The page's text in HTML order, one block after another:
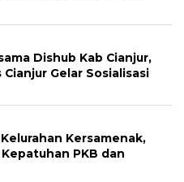
Dishub Kab Cianjur,
Cianjur Gelar Sosialisasi
Kersamenak,
PKB dan